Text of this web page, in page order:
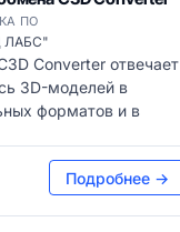
ПО
ЛАБС"
Converter отвечает
3D-моделей в
форматов и в
Подробнее →